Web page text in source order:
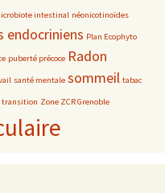
intestinal néonicotinoïdes
endocriniens Plan Ecophyto
puberté précoce Radon
santé mentale sommeil tabac
transition Zone ZCR Grenoble